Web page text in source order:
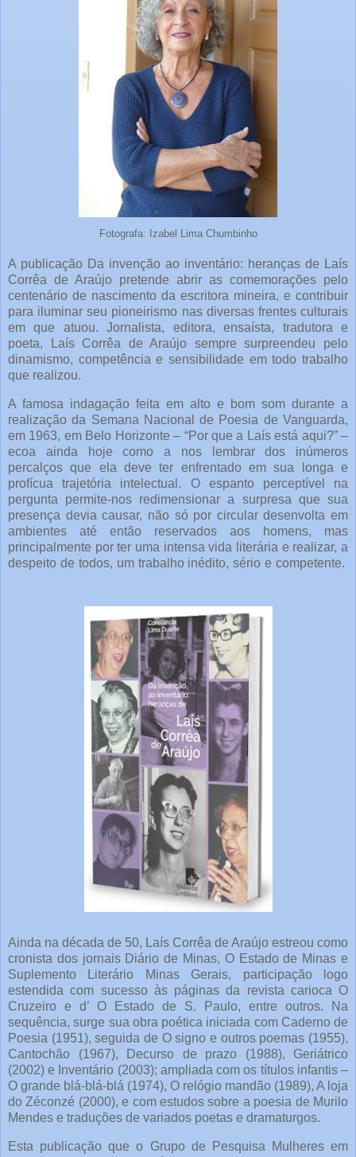
Fotografa: Izabel Lima Chumbinho
A publicação Da invenção ao inventário: heranças de Laís
Corrêa de Araújo pretende abrir as comemorações pelo
centenário de nascimento da escritora mineira, e contribuir
para iluminar seu pioneirismo nas diversas frentes culturais
em que atuou. Jornalista, editora, ensaísta, tradutora e
poeta, Laís Corrêa de Araújo sempre surpreendeu pelo
dinamismo, competência e sensibilidade em todo trabalho
que realizou.
A famosa indagação feita em alto e bom som durante a
realização da Semana Nacional de Poesia de Vanguarda,
em 1963, em Belo Horizonte – “Por que a Laís está aqui?” –
ecoa ainda hoje como a nos lembrar dos inúmeros
percalços que ela deve ter enfrentado em sua longa e
profícua trajetória intelectual. O espanto perceptível na
pergunta permite-nos redimensionar a surpresa que sua
presença devia causar, não só por circular desenvolta em
ambientes até então reservados aos homens, mas
principalmente por ter uma intensa vida literária e realizar, a
despeito de todos, um trabalho inédito, sério e competente.
Ainda na década de 50, Laís Corrêa de Araújo estreou como
cronista dos jornais Diário de Minas, O Estado de Minas e
Suplemento Literário Minas Gerais, participação logo
estendida com sucesso às páginas da revista carioca O
Cruzeiro e d’ O Estado de S. Paulo, entre outros. Na
sequência, surge sua obra poética iniciada com Caderno de
Poesia (1951), seguida de O signo e outros poemas (1955),
Cantochão (1967), Decurso de prazo (1988), Geriátrico
(2002) e Inventário (2003); ampliada com os títulos infantis –
O grande blá-blá-blá (1974), O relógio mandão (1989), A loja
do Zéconzé (2000), e com estudos sobre a poesia de Murilo
Mendes e traduções de variados poetas e dramaturgos.
Esta publicação que o Grupo de Pesquisa Mulheres em